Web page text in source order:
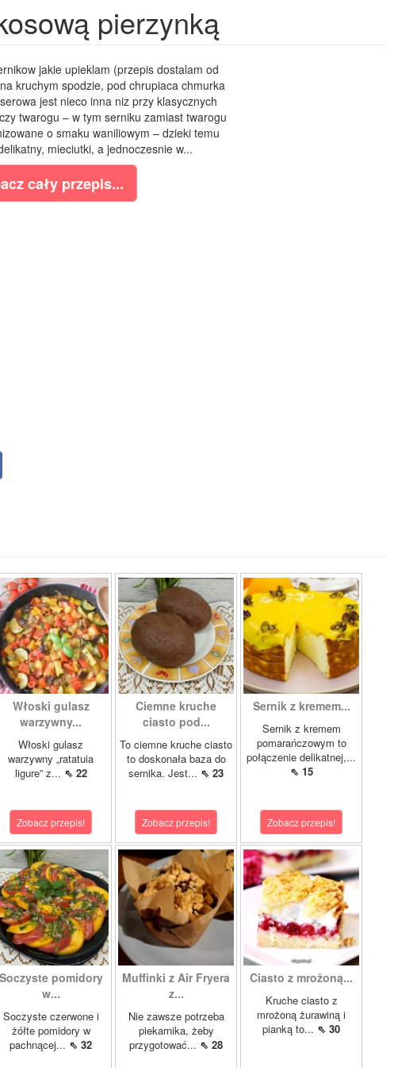
pierzynką
jakie upieklam (przepis dostalam od
kruchym spodzie, pod chrupiaca chmurka
jest nieco inna niz przy klasycznych
twarogu – w tym serniku zamiast twarogu
o smaku waniliowym – dzieki temu
mieciutki, a jednoczesnie w...
cały przepis...
Włoski gulasz
warzywny...
Włoski gulasz
warzywny „ratatuia
ligure” z... ⇖ 22
Zobacz przepis!
Ciemne kruche
ciasto pod...
To ciemne kruche ciasto
to doskonała baza do
sernika. Jest... ⇖ 23
Zobacz przepis!
Sernik z kremem...
Sernik z kremem
pomarańczowym to
połączenie delikatnej,...
⇖ 15
Zobacz przepis!
Soczyste pomidory
w...
Soczyste czerwone i
żółte pomidory w
pachnącej... ⇖ 32
Muffinki z Air Fryera
z...
Nie zawsze potrzeba
piekarnika, żeby
przygotować... ⇖ 28
Ciasto z mrożoną...
Kruche ciasto z
mrożoną żurawiną i
pianką to... ⇖ 30